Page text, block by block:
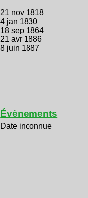
21 nov 1818
4 jan 1830
18 sep 1864
21 avr 1886
8 juin 1887
Évènements
Date inconnue